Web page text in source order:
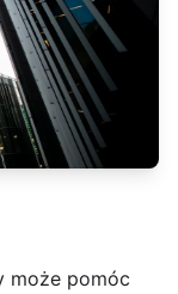
może pomóc